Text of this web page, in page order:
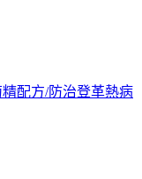
配方/防治登革熱病